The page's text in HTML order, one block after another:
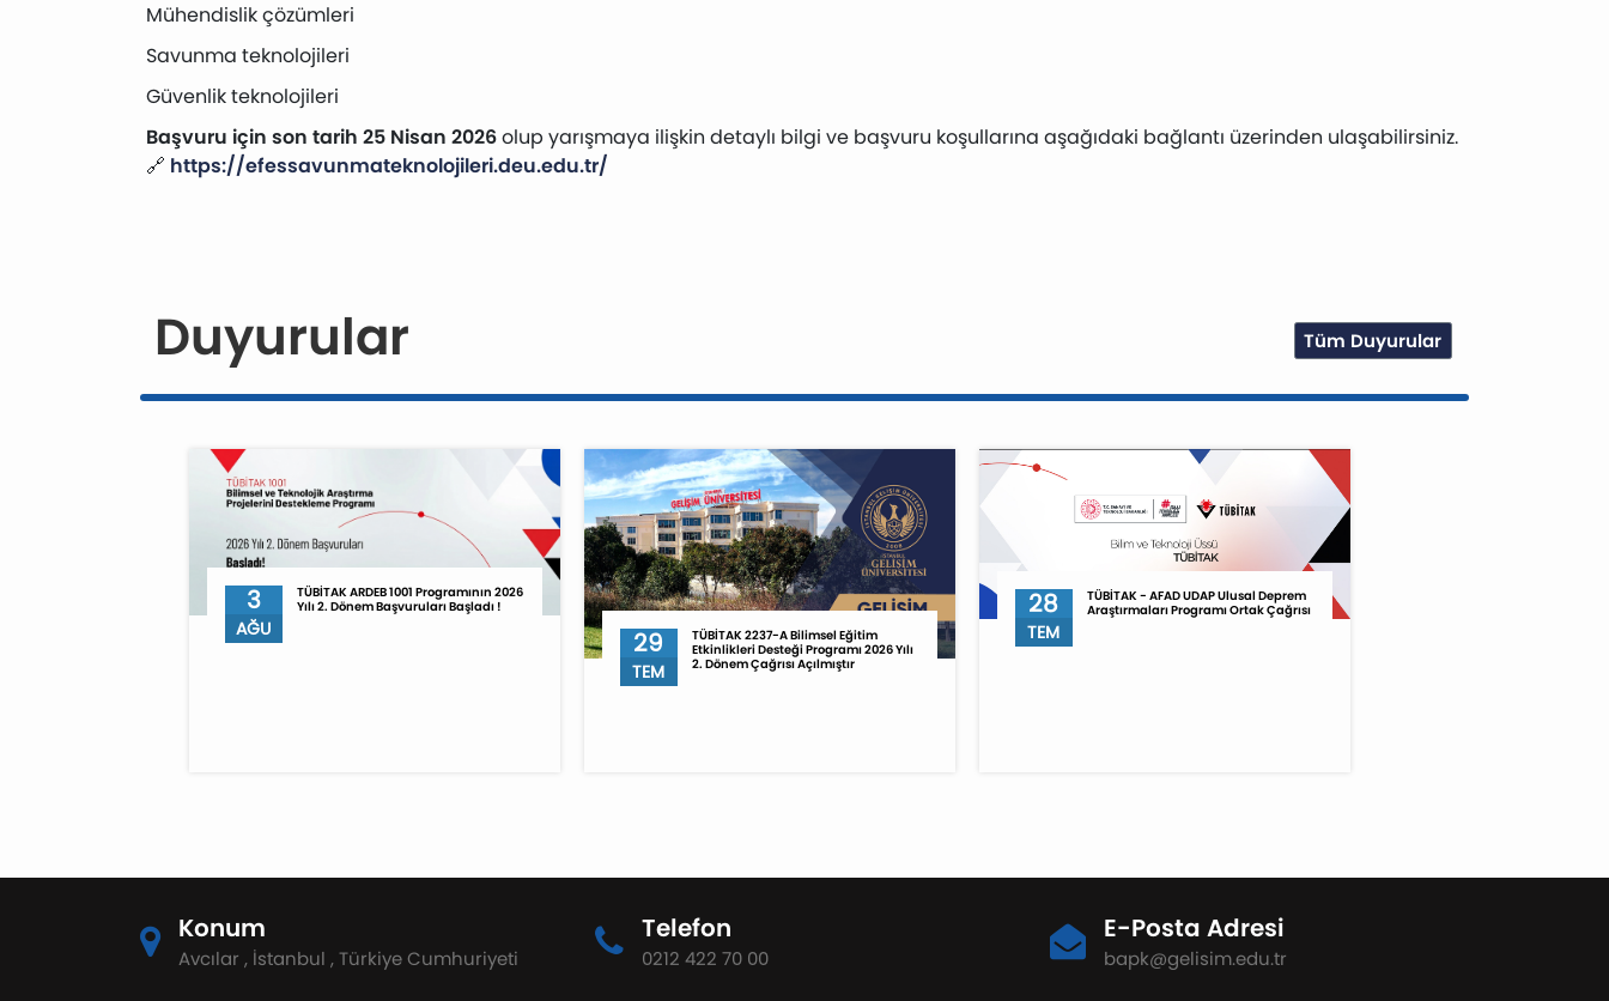
Mühendislik çözümleri
Savunma teknolojileri
Güvenlik teknolojileri
Başvuru için son tarih 25 Nisan 2026olup yarışmaya ilişkin detaylı bilgi ve başvuru koşullarına aşağıdaki bağlantı üzerinden ulaşabilirsiniz.
🔗 https://efessavunmateknolojileri.deu.edu.tr/
Duyurular Tüm Duyurular
3
AĞU
TÜBİTAK ARDEB 1001 Programının 2026
Yılı 2. Dönem Başvuruları Başladı !
29
TEM
TÜBİTAK 2237-A Bilimsel Eğitim
Etkinlikleri Desteği Programı 2026 Yılı
2. Dönem Çağrısı Açılmıştır
28
TEM
TÜBİTAK - AFAD UDAP Ulusal Deprem
Araştırmaları Programı Ortak Çağrısı
Konum
Avcılar , İstanbul , Türkiye Cumhuriyeti
Telefon
0212 422 70 00
E-Posta Adresi
bapk@gelisim.edu.tr